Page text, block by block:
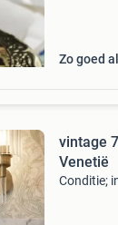
Zo goed
vintage
Venetië
Conditie;